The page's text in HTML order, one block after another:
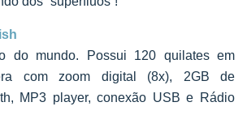
do mundo. Possui 120 quilates em
com zoom digital (8x), 2GB de
MP3 player, conexão USB e Rádio